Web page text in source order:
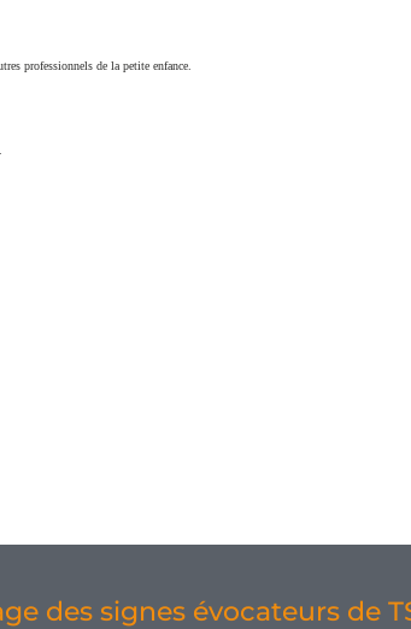
professionnels de la petite enfance.
des signes évocateurs de